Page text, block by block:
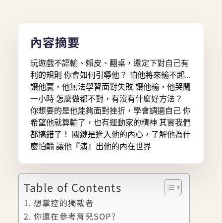
內容摘要
玩遊戲不認輸、賴皮、翻桌，還定下對自己有
利的規則 你會如何引導他？ 怕他將來輸不起...
讓他贏，他無法學習面對失敗 讓他輸，他哭鬧
一小時 怎麼做都不對，有沒有什麼好方法？
你想要的是他能夠面對挫折，學會調適自己 你
希望他就算輸了，也有運動家的精神 其實我們
都搞錯了！ 關鍵是進入他的內心，了解他為什
麼怕輸 讓他『演』出他的內在世界
Table of Contents
想掌控的獨裁者
你還在參考育兒SOP?